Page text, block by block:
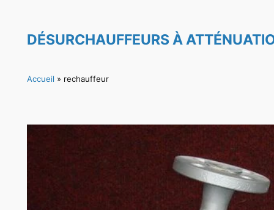
DÉSURCHAUFFEURS À
Accueil » rechauffeur